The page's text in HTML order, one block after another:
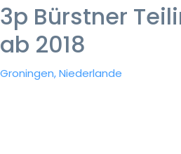
3p Bürstner
ab 2018
Groningen, Niederlande